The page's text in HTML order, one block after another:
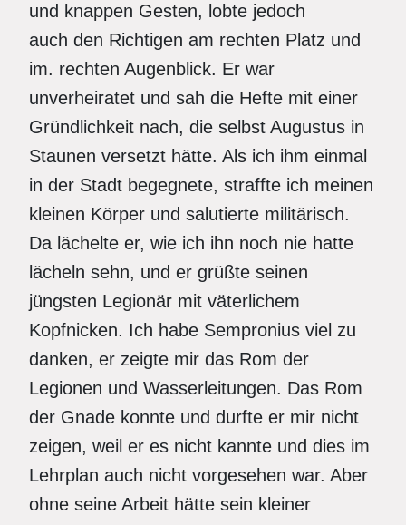
und knappen Gesten, lobte jedoch
auch den Richtigen am rechten Platz und
im. rechten Augenblick. Er war
unverheiratet und sah die Hefte mit einer
Gründlichkeit nach, die selbst Augustus in
Staunen versetzt hätte. Als ich ihm einmal
in der Stadt begegnete, straffte ich meinen
kleinen Körper und salutierte militärisch.
Da lächelte er, wie ich ihn noch nie hatte
lächeln sehn, und er grüßte seinen
jüngsten Legionär mit väterlichem
Kopfnicken. Ich habe Sempronius viel zu
danken, er zeigte mir das Rom der
Legionen und Wasserleitungen. Das Rom
der Gnade konnte und durfte er mir nicht
zeigen, weil er es nicht kannte und dies im
Lehrplan auch nicht vorgesehen war. Aber
ohne seine Arbeit hätte sein kleiner